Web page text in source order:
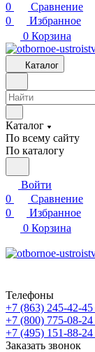
0
Сравнение
0
Избранное
0 Корзина
Каталог
Каталог
По всему сайту
По каталогу
Войти
0
Сравнение
0
Избранное
0 Корзина
Телефоны
+7 (863) 245-42-45
+7 (800) 775-08-24
+7 (495) 151-88-24
Заказать звонок